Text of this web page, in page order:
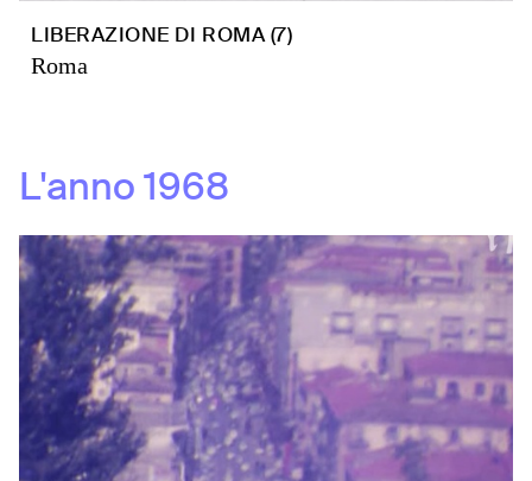
LIBERAZIONE DI ROMA (7)
Roma
L'anno1968